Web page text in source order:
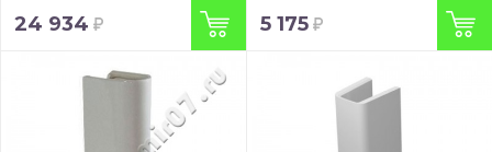
24 934 5 175